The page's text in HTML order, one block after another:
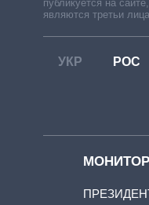
публикуется на
являются третьи
УКР РОС